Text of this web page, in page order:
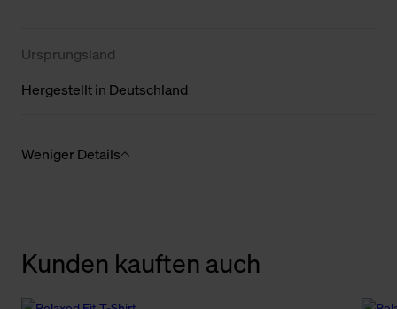
Ursprungsland
Hergestellt in Deutschland
Weniger Details
Kunden kauften auch